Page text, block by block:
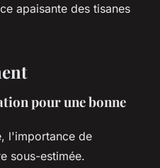
apaisante des tisanes
pour une bonne
l'importance de
sous-estimée.